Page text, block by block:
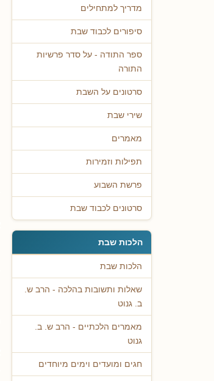
מדריך למתחילים
סיפורים לכבוד שבת
ספר התודה - על סדר פרשיות
התורה
סרטונים על השבת
שירי שבת
מאמרים
תפילות וזמירות
פרשת השבוע
סרטונים לכבוד שבת
הלכות שבת
הלכות שבת
שאלות ותשובות בהלכה - הרב ש.
ב. גנוט
מאמרים הלכתיים - הרב ש. ב.
גנוט
חגים ומועדים וימים מיוחדים